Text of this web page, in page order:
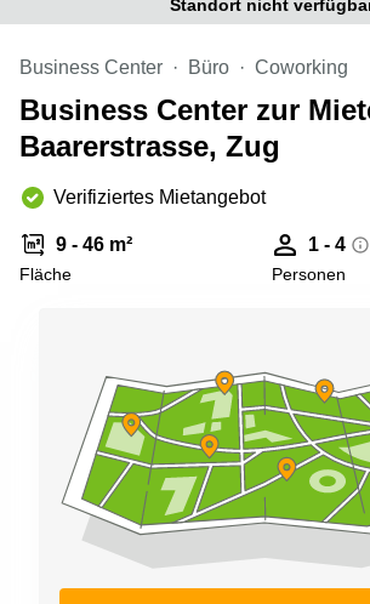
mieten
Luzern
Business
Center
Center
Zug
29 Basel
Zugerstrasse
Glärnischstrasse
13 Wil
Werftestrasse
Standort nicht
Business Center Büro Coworking
Business Center zur
Baarerstrasse, Zug
Verifiziertes Mietangebot
9 - 46 m²
Fläche
1 - 4
Personen